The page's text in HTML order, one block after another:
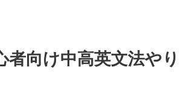
向け中高英文法やり